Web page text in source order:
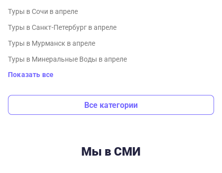
Туры в Сочи в апреле
Туры в Санкт-Петербург в апреле
Туры в Мурманск в апреле
Туры в Минеральные Воды в апреле
Показать все
Все категории
Мы в СМИ